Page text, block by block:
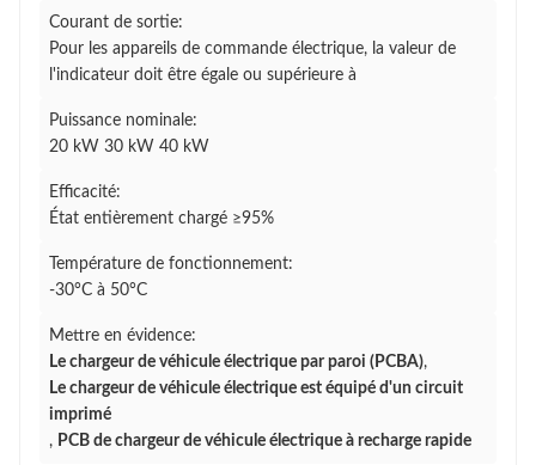
Courant de sortie:
Pour les appareils de commande électrique, la valeur de
l'indicateur doit être égale ou supérieure à
Puissance nominale:
20 kW 30 kW 40 kW
Efficacité:
État entièrement chargé ≥95%
Température de fonctionnement:
-30°C à 50°C
Mettre en évidence:
Le chargeur de véhicule électrique par paroi (PCBA),
Le chargeur de véhicule électrique est équipé d'un circuit
imprimé
, PCB de chargeur de véhicule électrique à recharge rapide